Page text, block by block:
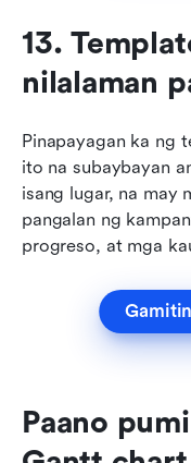
13.
nilalaman
Pinapayagan ka ng
ito na subaybayan
isang lugar, na may
pangalan ng
progreso, at mga
Paano